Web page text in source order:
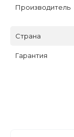
Производитель
Страна
Гарантия